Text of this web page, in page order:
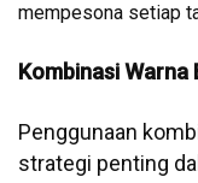
mempesona setiap
Kombinasi Warna
Penggunaan
strategi penting